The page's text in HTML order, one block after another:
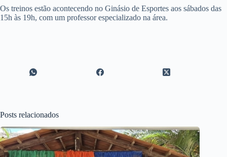
Os treinos estão acontecendo no Ginásio de Esportes aos sábados das
15h às 19h, com um professor especializado na área.
Posts relacionados